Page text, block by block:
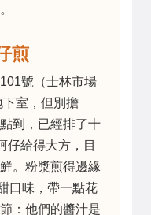
煎
號（士林市場
室，但別擔
到，已經排了十
仔給得大方，目
。粉漿煎得邊緣
口味，帶一點花
：他們的醬汁是